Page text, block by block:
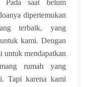
Pada saat belum
dipertemukan
terbaik, yang
kami. Dengan
untuk mendapatkan
rumah yang
Tapi karena kami